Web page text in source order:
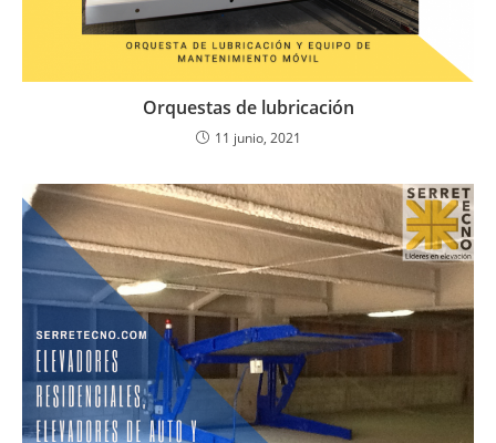
Orquestas de lubricación
11 junio, 2021